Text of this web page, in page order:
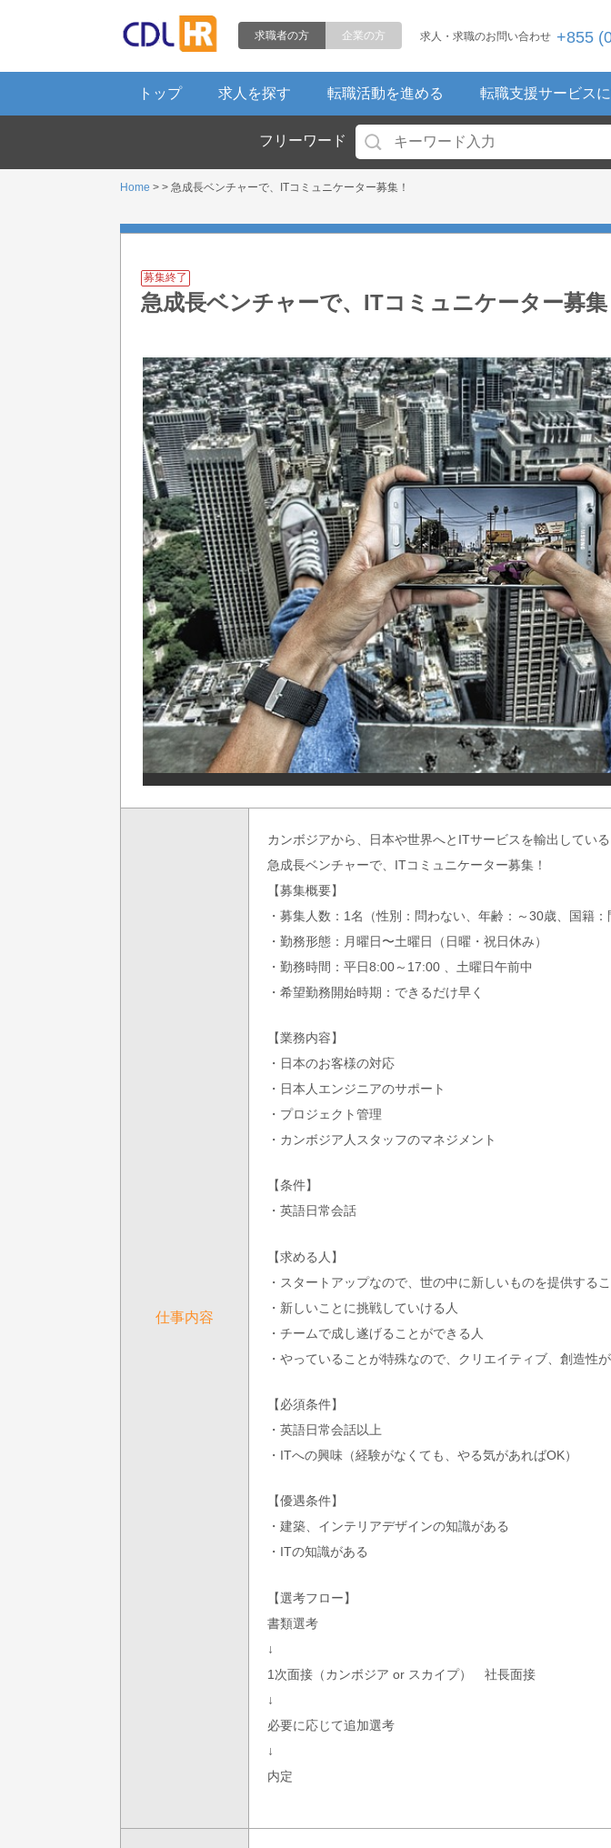
求人・求職のお問い合わせ +855
求職者の方 企業の方
トップ 求人を探す 転職活動を進める 転職支援サービス
フリーワード
Home > > 急成長ベンチャーで、ITコミュニケーター募集！
募集終了
急成長ベンチャーで、ITコミュニケーター募集
仕事内容
カンボジアから、日本や世界へとITサービスを輸出している
急成長ベンチャーで、ITコミュニケーター募集！
【募集概要】
・募集人数：1名（性別：問わない、年齢：～30歳、国籍：
・勤務形態：月曜日〜土曜日（日曜・祝日休み）
・勤務時間：平日8:00～17:00 、土曜日午前中
・希望勤務開始時期：できるだけ早く
【業務内容】
・日本のお客様の対応
・日本人エンジニアのサポート
・プロジェクト管理
・カンボジア人スタッフのマネジメント
【条件】
・英語日常会話
【求める人】
・スタートアップなので、世の中に新しいものを提供する
・新しいことに挑戦していける人
・チームで成し遂げることができる人
・やっていることが特殊なので、クリエイティブ、創造性
【必須条件】
・英語日常会話以上
・ITへの興味（経験がなくても、やる気があればOK）
【優遇条件】
・建築、インテリアデザインの知識がある
・ITの知識がある
【選考フロー】
書類選考
↓
1次面接（カンボジア or スカイプ） 社長面接
↓
必要に応じて追加選考
↓
内定